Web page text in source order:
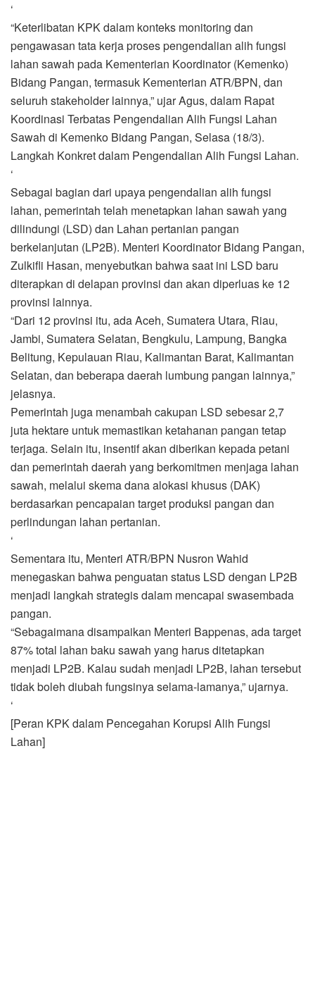
‘
“Keterlibatan KPK dalam konteks monitoring dan
pengawasan tata kerja proses pengendalian alih fungsi
lahan sawah pada Kementerian Koordinator (Kemenko)
Bidang Pangan, termasuk Kementerian ATR/BPN, dan
seluruh stakeholder lainnya,” ujar Agus, dalam Rapat
Koordinasi Terbatas Pengendalian Alih Fungsi Lahan
Sawah di Kemenko Bidang Pangan, Selasa (18/3).
Langkah Konkret dalam Pengendalian Alih Fungsi Lahan.
‘
Sebagai bagian dari upaya pengendalian alih fungsi
lahan, pemerintah telah menetapkan lahan sawah yang
dilindungi (LSD) dan Lahan pertanian pangan
berkelanjutan (LP2B). Menteri Koordinator Bidang Pangan,
Zulkifli Hasan, menyebutkan bahwa saat ini LSD baru
diterapkan di delapan provinsi dan akan diperluas ke 12
provinsi lainnya.
“Dari 12 provinsi itu, ada Aceh, Sumatera Utara, Riau,
Jambi, Sumatera Selatan, Bengkulu, Lampung, Bangka
Belitung, Kepulauan Riau, Kalimantan Barat, Kalimantan
Selatan, dan beberapa daerah lumbung pangan lainnya,”
jelasnya.
Pemerintah juga menambah cakupan LSD sebesar 2,7
juta hektare untuk memastikan ketahanan pangan tetap
terjaga. Selain itu, insentif akan diberikan kepada petani
dan pemerintah daerah yang berkomitmen menjaga lahan
sawah, melalui skema dana alokasi khusus (DAK)
berdasarkan pencapaian target produksi pangan dan
perlindungan lahan pertanian.
‘
Sementara itu, Menteri ATR/BPN Nusron Wahid
menegaskan bahwa penguatan status LSD dengan LP2B
menjadi langkah strategis dalam mencapai swasembada
pangan.
“Sebagaimana disampaikan Menteri Bappenas, ada target
87% total lahan baku sawah yang harus ditetapkan
menjadi LP2B. Kalau sudah menjadi LP2B, lahan tersebut
tidak boleh diubah fungsinya selama-lamanya,” ujarnya.
‘
[Peran KPK dalam Pencegahan Korupsi Alih Fungsi
Lahan]